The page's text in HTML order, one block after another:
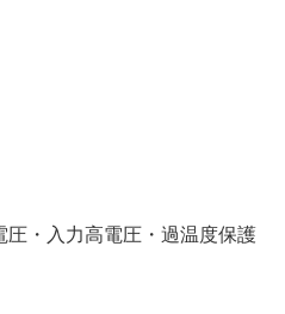
・入力高電圧・過温度保護